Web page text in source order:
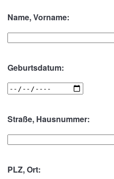
Name, Vorname:
Geburtsdatum:
Straße, Hausnummer:
PLZ, Ort: